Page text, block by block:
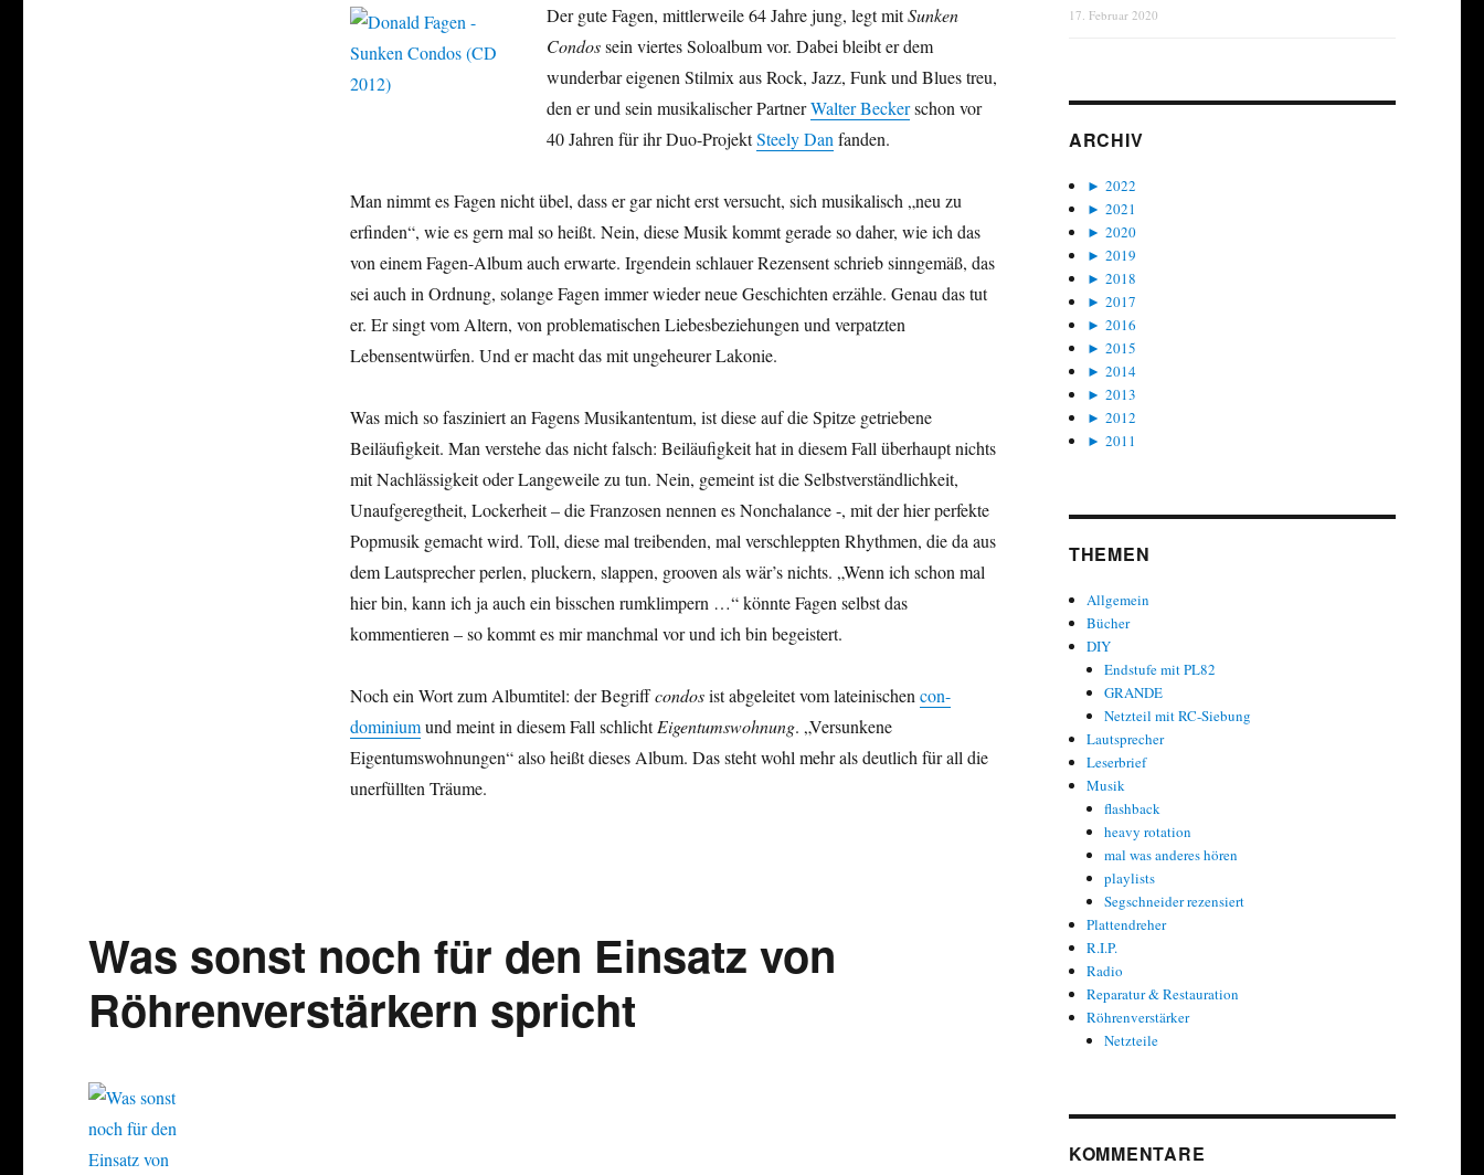
Der gute Fagen, mittlerweile 64 Jahre jung, legt mitSunken
Condossein viertes Soloalbum vor. Dabei bleibt er dem
wunderbar eigenen Stilmix aus Rock, Jazz, Funk und Blues treu,
den er und sein musikalischer PartnerWalter Beckerschon vor
40 Jahren für ihr Duo-ProjektSteely Dan fanden.
Man nimmt es Fagen nicht übel, dass er gar nicht erst versucht, sich musikalisch „neu zu
erfinden“, wie es gern mal so heißt. Nein, diese Musik kommt gerade so daher, wie ich das
von einem Fagen-Album auch erwarte. Irgendein schlauer Rezensent schrieb sinngemäß, das
sei auch in Ordnung, solange Fagen immer wieder neue Geschichten erzähle. Genau das tut
er. Er singt vom Altern, von problematischen Liebesbeziehungen und verpatzten
Lebensentwürfen. Und er macht das mit ungeheurer Lakonie.
Was mich so fasziniert an Fagens Musikantentum, ist diese auf die Spitze getriebene
Beiläufigkeit. Man verstehe das nicht falsch: Beiläufigkeit hat in diesem Fall überhaupt nichts
mit Nachlässigkeit oder Langeweile zu tun. Nein, gemeint ist die Selbstverständlichkeit,
Unaufgeregtheit, Lockerheit – die Franzosen nennen es Nonchalance -, mit der hier perfekte
Popmusik gemacht wird. Toll, diese mal treibenden, mal verschleppten Rhythmen, die da aus
dem Lautsprecher perlen, pluckern, slappen, grooven als wär’s nichts. „Wenn ich schon mal
hier bin, kann ich ja auch ein bisschen rumklimpern …“ könnte Fagen selbst das
kommentieren – so kommt es mir manchmal vor und ich bin begeistert.
Noch ein Wort zum Albumtitel: der Begriffcondosist abgeleitet vom lateinischen con-
dominiumund meint in diesem Fall schlichtEigentumswohnung. „Versunkene
Eigentumswohnungen“ also heißt dieses Album. Das steht wohl mehr als deutlich für all die
unerfüllten Träume.
Was sonst noch für den Einsatz von
Röhrenverstärkern spricht
17. Februar 2020
ARCHIV
►2022
►2021
►2020
►2019
►2018
►2017
►2016
►2015
►2014
►2013
►2012
►2011
THEMEN
Allgemein
Bücher
DIY
Endstufe mit PL82
GRANDE
Netzteil mit RC-Siebung
Lautsprecher
Leserbrief
Musik
flashback
heavy rotation
mal was anderes hören
playlists
Segschneider rezensiert
Plattendreher
R.I.P.
Radio
Reparatur & Restauration
Röhrenverstärker
Netzteile
KOMMENTARE